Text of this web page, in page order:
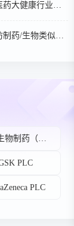
行业政策法规汇总
物申报/审批数据分析
信达生物制药（苏州）有限公司
PLC
PLC